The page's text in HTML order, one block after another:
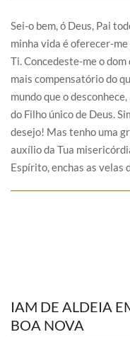
Sei-o bem, ó Deus, Pai
minha vida é oferecer-
Ti. Concedeste-me o
mais compensatório do
mundo que o
do Filho único de Deus.
desejo! Mas tenho uma
auxílio da Tua
Espírito, enchas as velas
IAM DE ALDEIA
BOA NOVA